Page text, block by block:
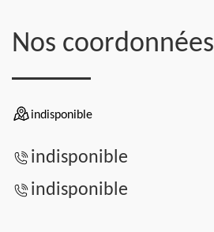
Nos coordonnées
indisponible
indisponible
indisponible